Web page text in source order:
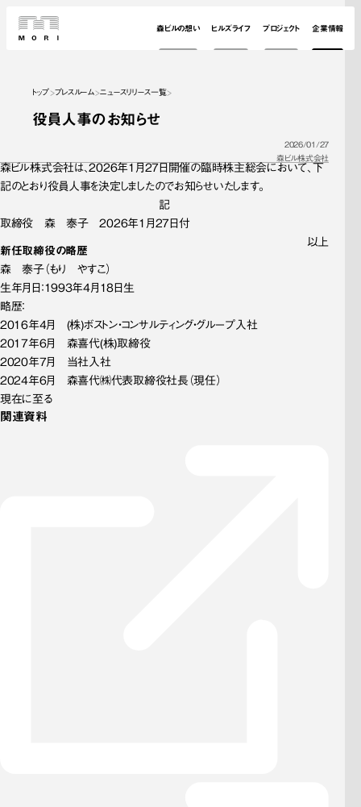
森ビルの想い ヒルズライフ プロジェクト 企業情報
トップ プレスルーム ニュースリリース一覧
役員人事のお知らせ
2026/01/27
森ビル株式会社
森ビル株式会社は、2026年1月27日開催の臨時株主総会において、下
記のとおり役員人事を決定しましたのでお知らせいたします。
記
取締役　森　泰子　2026年1月27日付
以上
新任取締役の略歴
森　泰子（もり　やすこ）
生年月日：1993年4月18日生
略歴：
2016年4月　(株)ボストン・コンサルティング・グループ入社
2017年6月　森喜代(株)取締役
2020年7月　当社入社
2024年6月　森喜代㈱代表取締役社長（現任）
現在に至る
関連資料